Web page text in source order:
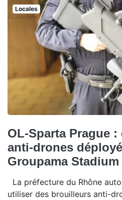
Locales
OL-Sparta Prague
anti-drones
Groupama Stadium
La préfecture du Rhône
utiliser des brouilleurs anti-